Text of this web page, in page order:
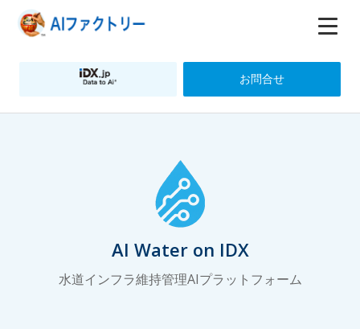
お問合せ
AI Water on IDX
水道インフラ維持管理AIプラットフォーム